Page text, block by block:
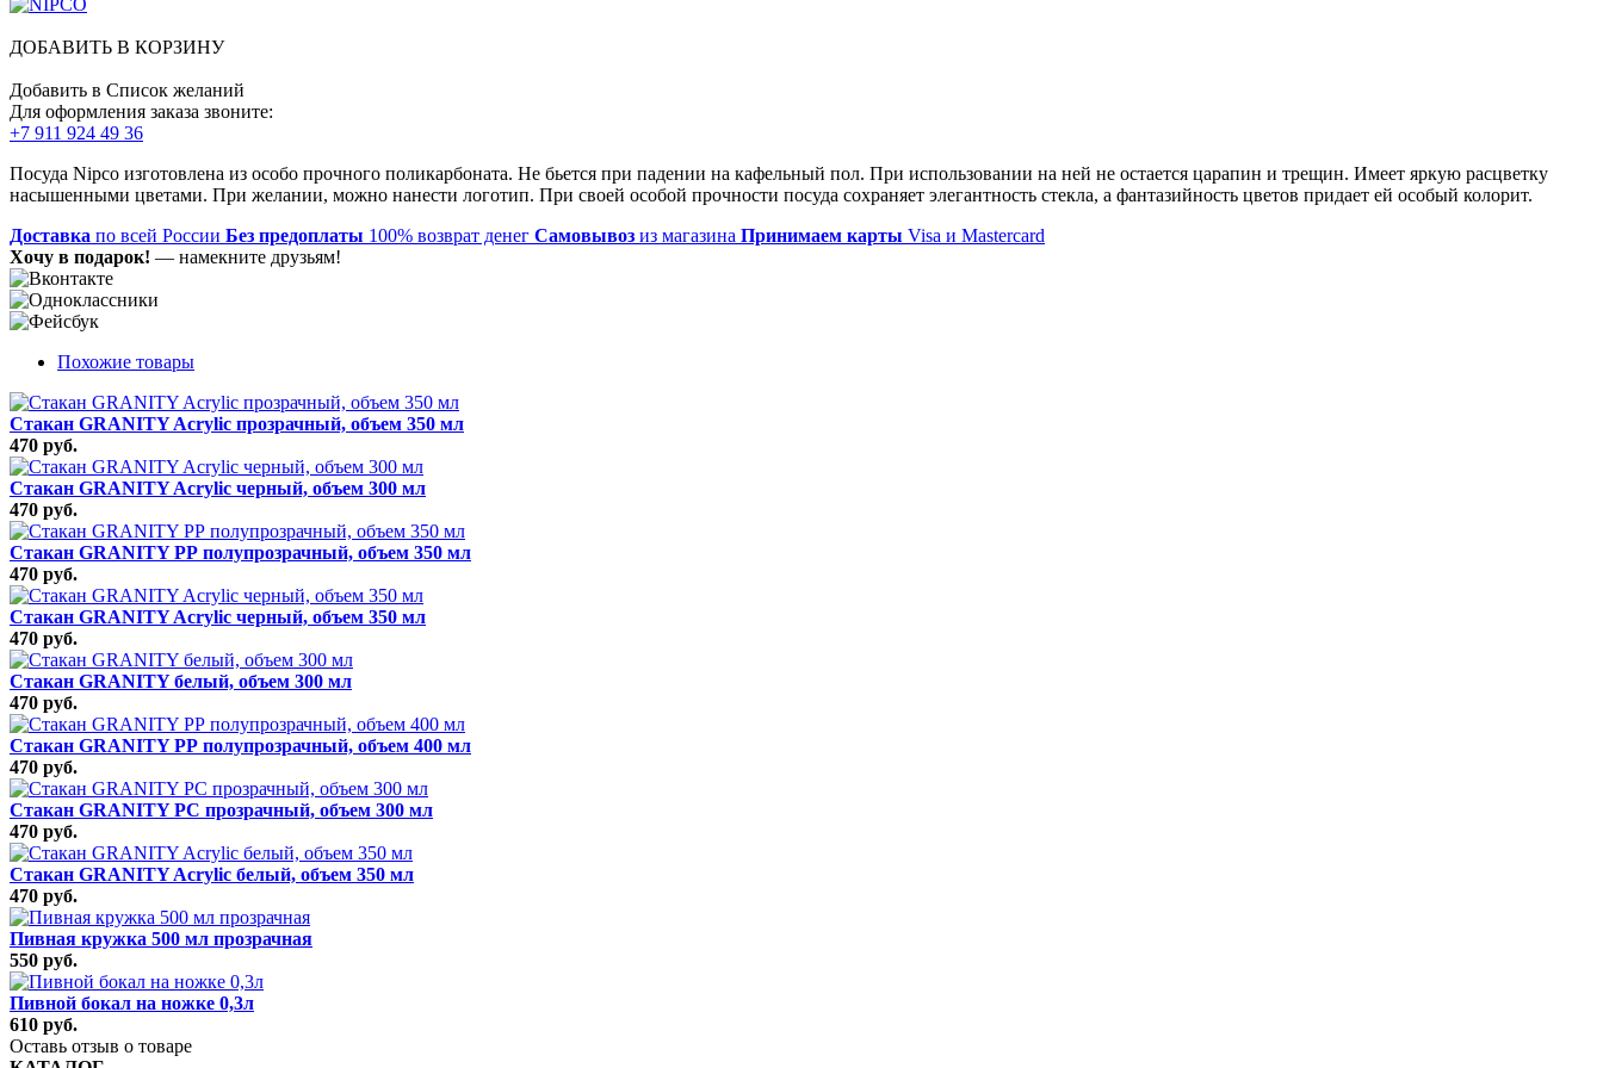
ДОБАВИТЬ В КОРЗИНУ
Добавить в Список желаний
Для оформления заказа звоните:
+7 911 924 49 36
Посуда Nipco изготовлена из особо прочного поликарбоната. Не бьется при падении на кафельный пол. При использовании на ней не остается царапин и трещин. Имеет яркую расцветку
насышенными цветами. При желании, можно нанести логотип. При своей особой прочности посуда сохраняет элегантность стекла, а фантазийность цветов придает ей особый колорит.
Доставка по всей России Без предоплаты 100% возврат денег Самовывоз из магазина Принимаем карты Visa и Mastercard
Хочу в подарок! — намекните друзьям!
Похожие товары
Стакан GRANITY Acrylic прозрачный, объем 350 мл
470 руб.
Стакан GRANITY Acrylic черный, объем 300 мл
470 руб.
Стакан GRANITY РР полупрозрачный, объем 350 мл
470 руб.
Стакан GRANITY Acrylic черный, объем 350 мл
470 руб.
Стакан GRANITY белый, объем 300 мл
470 руб.
Стакан GRANITY РР полупрозрачный, объем 400 мл
470 руб.
Стакан GRANITY РС прозрачный, объем 300 мл
470 руб.
Стакан GRANITY Acrylic белый, объем 350 мл
470 руб.
Пивная кружка 500 мл прозрачная
550 руб.
Пивной бокал на ножке 0,3л
610 руб.
Оставь отзыв о товаре